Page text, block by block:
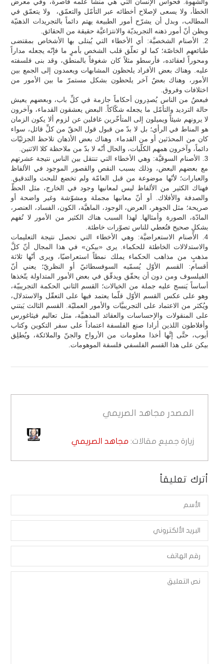
الخطأ، ولا يسعى لإصلاح أخطائه عبر التأمّل والتعمّق، ولا يتعمّق في
المطالب، وبدل أن يشرّح أمور الطبيعة يهتم دائماً بالتجريدات الذهنيّة
ويظن أنّ أمور ذهنه التجريديّة والانتزاعيَّة حقيقة من الحقائق.
2. الأصنام الشخصيَّة: أي الأخطاء التي يُبتلى بها الأشخاص بمقتضى
طبائعهم الخاصّة؛ كما لو تعلّق قلب الشخص بأمرٍ ما فإنّه يجعله مداراً
ومحوراً لعقائده، فأرسطو مثلاً كان شغوفاً بالمنطق، وقد بنى فلسفته
عليه. وهناك بعض الأفراد يلحظون المشابهات ويعمدون إلى الجمع بين
الأمور، وهناك بعضٌ آخر يلحظون بشكل مستمرّ ما بين الأمور من
اختلافات وفروق.
فبعضٌ من الناس يُصدِرون أحكاماً جازمة في كلِّ باب، وبعضهم يعيش
حالة الترديد والتأمّل ما يجعله شكّاكاً. البعض يعشقون القدماء، وآخرون
لا يرونهم شيئاً ويميلون إلى المتأخّرين غافلين عن لزوم ألا يكون الزمان
هو المناط في الرأي؛ بل لا بدّ من قبول قول الحقّ من كلِّ قائل، سواء
كان من المحدَثين أو من القدماء. وهناك بعض الأذهان تلاحظ الجزئيّات
دائماً، وآخرون همهم الكلّيات، والحال أنّه لا بدّ من ملاحظة كلا الاثنين.
3. الأصنام السوقيَّة: وهي الأخطاء التي تنتقل بين الناس نتيجة عشرتهم
مع بعضهم البعض، وذلك بسبب النقص والقصور الموجود في الألفاظ
والعبارات؛ لأنّها موضوعة من قبل العامّة ولم تخضع للبحث والتدقيق.
فهناك الكثير من الألفاظ ليس لمعانيها وجود في الخارج، مثل الحظّ
والصدفة والأفلاك. أو أنّ معانيها مجملة ومشوّشة وغير واضحة أو
صريحة؛ مثل الجوهر، العرض، الوجود، الماهيَّة، الكون، الفساد، العنصر،
المادّة، الصورة وأمثالها. لهذا السبب هناك الكثير من الأمور لا تُفهم
بشكلٍ صحيح فتُعطي للناس تصوّرات خاطئة.
4. الأصنام الاستعراضيَّة: وهي الأخطاء التي تحصل نتيجة التعليمات
والاستدلالات الخاطئة للحكماء. يرى «بيكن» في هذا المجال أنّ كلَّ
مذهبٍ من مذاهب الحكماء يملك نمطاً استعراضيّا، ويرى أنّها ثلاثة
أقسام: القسم الأوّل يُسمّيه السوفسطائيّ أو النظريّ؛ يعني أنّ
الفيلسوف ومن دون أن يحقّق ويدقّق في بعض الأمور المتداولة يتّخذها
أساساً يَنسج عليه جملة من الخيالات؛ القسم الثاني الحكمة التجريبيّة،
وهو على عكس القسم الأوّل قلّما يعتمد فيها على التعقّل والاستدلال،
ويُكثر من الاعتماد على التجريبيَّات والأمور العمليّة. القسم الثالث يَبتني
على المنقولات والإحساسات والعقائد المذهبيَّة، مثل تعاليم فيثاغورس
وأفلاطون اللذين أرادا صنع الفلسفة اعتماداً على سفر التكوين وكتاب
أيوب، حتَّى إنَّها أخذا معلومات من الأرواح والجنّ والملائكة، ويُطلِق
بيكن على هذا القسم الفلسفي فلسفة الموهومات.
المصدر مجاهد الصريمي
زيارة جميع مقالات: مجاهد الصريمي
أترك تعليقاً